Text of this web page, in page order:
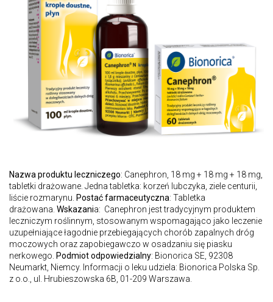
Nazwa produktu leczniczego: Canephron, 18 mg + 18 mg + 18 mg,
tabletki drażowane. Jedna tabletka: korzeń lubczyka, ziele centurii,
liście rozmarynu. Postać farmaceutyczna: Tabletka
drażowana. Wskazania: Canephron jest tradycyjnym produktem
leczniczym roślinnym, stosowanym wspomagająco jako leczenie
uzupełniające łagodnie przebiegających chorób zapalnych dróg
moczowych oraz zapobiegawczo w osadzaniu się piasku
nerkowego. Podmiot odpowiedzialny: Bionorica SE, 92308
Neumarkt, Niemcy. Informacji o leku udziela: Bionorica Polska Sp.
z o.o., ul. Hrubieszowska 6B, 01-209 Warszawa.